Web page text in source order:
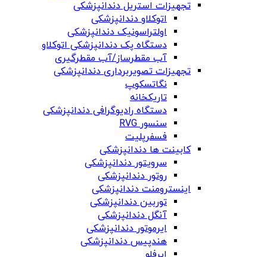
تجهیزات استریل دندانپزشکی
اتوکلاو دندانپزشکی
اولتراسونیک دندانپزشکی
دستگاه پک دندانپزشکی اتوکلاو
آب مقطرساز/آب مقطرگیری
تجهیزات تصویربرداری دندانپزشکی
نگاتسکوپ
تاریکخانه
دستگاه‌ رادیوگرافی دندانپزشکی
سنسور RVG
فسفرپلیت
کابینت ها دندانپزشکی
سرویتور دندانپزشکی
روتور دندانپزشکی
اینسترومنت دندانپزشکی
توربین دندانپزشکی
آنگل دندانپزشکی
ایرموتور دندانپزشکی
هندپیس دندانپزشکی